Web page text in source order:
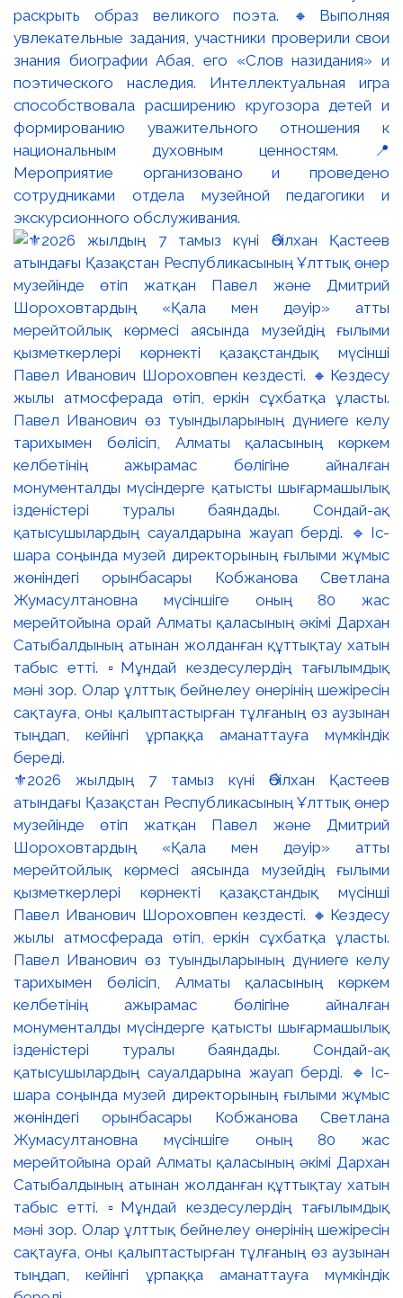
раскрыть образ великого поэта. 🔸Выполняя
увлекательные задания, участники проверили свои
знания биографии Абая, его «Слов назидания» и
поэтического наследия. Интеллектуальная игра
способствовала расширению кругозора детей и
формированию уважительного отношения к
национальным духовным ценностям. 📍
Мероприятие организовано и проведено
сотрудниками отдела музейной педагогики и
экскурсионного обслуживания.
⚜️2026 жылдың 7 тамыз күні Әбілхан Қастеев
атындағы Қазақстан Республикасының Ұлттық өнер
музейінде өтіп жатқан Павел және Дмитрий
Шороховтардың «Қала мен дәуір» атты
мерейтойлық көрмесі аясында музейдің ғылыми
қызметкерлері көрнекті қазақстандық мүсінші
Павел Иванович Шороховпен кездесті. 🔸Кездесу
жылы атмосферада өтіп, еркін сұхбатқа ұласты.
Павел Иванович өз туындыларының дүниеге келу
тарихымен бөлісіп, Алматы қаласының көркем
келбетінің ажырамас бөлігіне айналған
монументалды мүсіндерге қатысты шығармашылық
ізденістері туралы баяндады. Сондай-ақ
қатысушылардың сауалдарына жауап берді. 🔹Іс-
шара соңында музей директорының ғылыми жұмыс
жөніндегі орынбасары Кобжанова Светлана
Жумасултановна мүсіншіге оның 80 жас
мерейтойына орай Алматы қаласының әкімі Дархан
Сатыбалдының атынан жолданған құттықтау хатын
табыс етті. ▫️Мұндай кездесулердің тағылымдық
мәні зор. Олар ұлттық бейнелеу өнерінің шежіресін
сақтауға, оны қалыптастырған тұлғаның өз аузынан
тыңдап, кейінгі ұрпаққа аманаттауға мүмкіндік